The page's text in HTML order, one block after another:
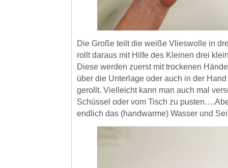
Die Große teilt die weiße Vlieswolle in
rollt daraus mit Hilfe des Kleinen drei
Diese werden zuerst mit trockenen
über die Unterlage oder auch in der
gerollt. Vielleicht kann man auch mal
Schüssel oder vom Tisch zu
endlich das (handwarme) Wasser und